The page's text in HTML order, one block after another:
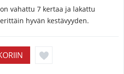
vahattu 7 kertaa ja lakattu
hyvän kestävyyden.